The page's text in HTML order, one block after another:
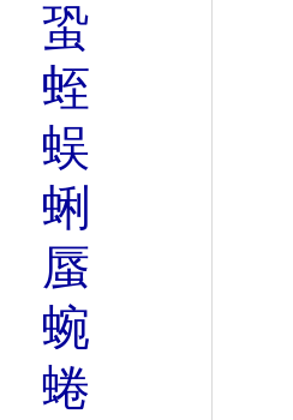
蛩
蛭
蜈
蜊
蜃
蜿
蜷